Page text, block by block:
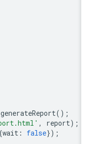
.generateReport
, report
, {wait: false